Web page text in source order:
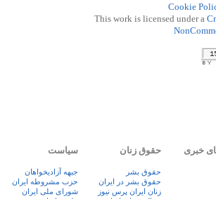
Cookie
This work is licensed under a
خبری حقوق زنان
حقوق بشر
حقوق بشر در ایران
زنان ايران پرس نيوز
سیاست
جبهه آزادیخواهان
حزب مشروطه ایران
شورای ملی ایران